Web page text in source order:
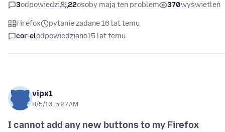
3odpowiedzi 22osoby mają ten problem 370wyświetleń
Firefox
pytanie zadane 16 lat temu
cor-elodpowiedziano15 lat temu
vipx1
8/5/10, 5:27 AM
I cannot add any new buttons to my Firefox